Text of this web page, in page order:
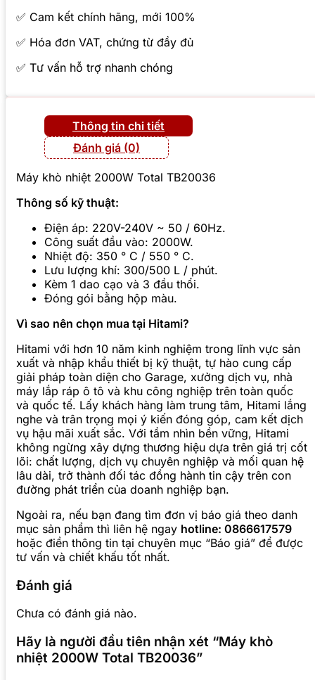
✅ Cam kết chính hãng, mới 100%
✅ Hóa đơn VAT, chứng từ đầy đủ
✅ Tư vấn hỗ trợ nhanh chóng
Thông tin chi tiết
Đánh giá (0)
Máy khò nhiệt 2000W Total TB20036
Thông số kỹ thuật:
Điện áp: 220V-240V ~ 50 / 60Hz.
Công suất đầu vào: 2000W.
Nhiệt độ: 350 ° C / 550 ° C.
Lưu lượng khí: 300/500 L / phút.
Kèm 1 dao cạo và 3 đầu thổi.
Đóng gói bằng hộp màu.
Vì sao nên chọn mua tại Hitami?
Hitami với hơn 10 năm kinh nghiệm trong lĩnh vực sản
xuất và nhập khẩu thiết bị kỹ thuật, tự hào cung cấp
giải pháp toàn diện cho Garage, xưởng dịch vụ, nhà
máy lắp ráp ô tô và khu công nghiệp trên toàn quốc
và quốc tế. Lấy khách hàng làm trung tâm, Hitami lắng
nghe và trân trọng mọi ý kiến đóng góp, cam kết dịch
vụ hậu mãi xuất sắc. Với tầm nhìn bền vững, Hitami
không ngừng xây dựng thương hiệu dựa trên giá trị cốt
lõi: chất lượng, dịch vụ chuyên nghiệp và mối quan hệ
lâu dài, trở thành đối tác đồng hành tin cậy trên con
đường phát triển của doanh nghiệp bạn.
Ngoài ra, nếu bạn đang tìm đơn vị báo giá theo danh
mục sản phẩm thì liên hệ ngay hotline: 0866617579
hoặc điền thông tin tại chuyên mục “Báo giá” để được
tư vấn và chiết khấu tốt nhất.
Đánh giá
Chưa có đánh giá nào.
Hãy là người đầu tiên nhận xét “Máy khò
nhiệt 2000W Total TB20036”